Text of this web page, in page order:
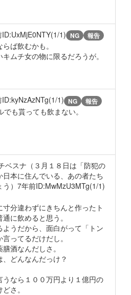
ID:UxMjE0NTY(1/1) NG 報告
ば飲むかも。
ムチ女の物に限るだろうが。
ID:kyNzAzNTg(1/1) NG 報告
も貰っても飲まない。
ベスナ（３月１８日は「防犯の
日本に住んでいる、あの者たち
） 7年前ID:MwMzU3MTg(1/1)
分違わずにきちんと作ったト
に飲めると思う。
うだから、面白がって「トン
ってるだけだし。
酒なんだしさ。
どんなんだっけ？
うなら１００万円より１億円の
さ。